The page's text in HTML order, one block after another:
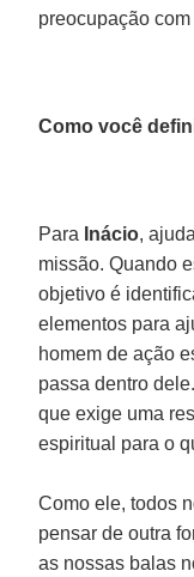
preocupação
Como você
Para Inácio,
missão. Quando
objetivo é
elementos para
homem de ação
passa dentro
que exige uma
espiritual para o
Como ele, todos
pensar de outra
as nossas balas